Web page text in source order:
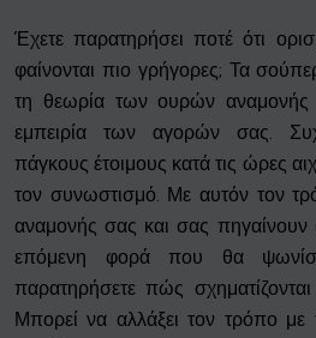
Έχετε παρατηρήσει ποτέ ότι
φαίνονται πιο γρήγορες; Τα
τη θεωρία των ουρών αναμονής
εμπειρία των αγορών σας.
πάγκους έτοιμους κατά τις ώρες
τον συνωστισμό. Με αυτόν τον
αναμονής σας και σας πηγαίνουν
επόμενη φορά που θα
παρατηρήσετε πώς σχηματίζονται
Μπορεί να αλλάξει τον τρόπο με